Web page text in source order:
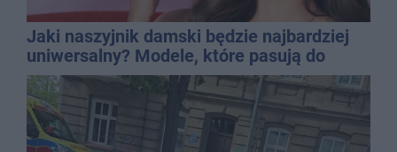
Jaki naszyjnik damski będzie najbardziej
uniwersalny? Modele, które pasują do
wielu stylizacji